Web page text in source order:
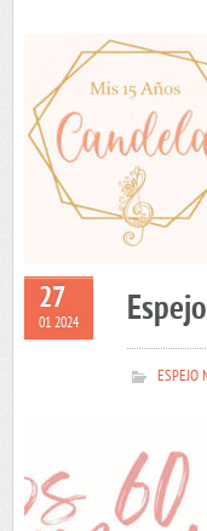
27
01 2024
ESPEJO